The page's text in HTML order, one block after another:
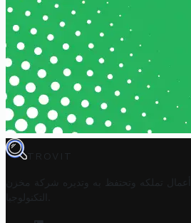
TROVIT
تملكه وتحتفظ به وتديره
شركة مخزن
التكنولوجيا